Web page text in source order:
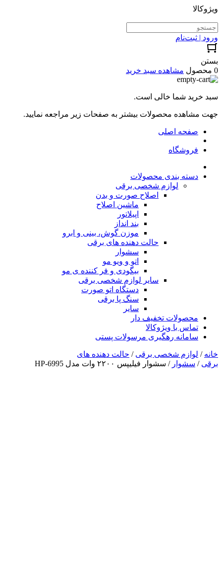
ویژوکالا
ورود | ثبت‌نام
بستن
0 محصول
مشاهده سبد خرید
سبد خرید شما خالی است.
جهت مشاهده محصولات بیشتر به صفحات زیر مراجعه نمایید.
صفحه اصلی
فروشگاه
دسته بندی محصولات
لوازم شخصی برقی
اصلاح صورت و بدن
ماشین اصلاح
اپیلاتور
بند انداز
موزن گوش، بینی و ابرو
حالت دهنده های برقی
سشوار
اتو و ویو مو
بیگودی و فر کننده ی مو
سایر لوازم شخصی برقی
دستگاه اتو صورت
سنگ پا برقی
سایر
محصولات تخفیف دار
تماس با ویژوکالا
سامانه رهگیری مرسولات پستی
خانه / لوازم شخصی برقی / حالت دهنده های
برقی / سشوار / سشوار فیلیپس ۲۲۰۰ وات مدل HP-6995